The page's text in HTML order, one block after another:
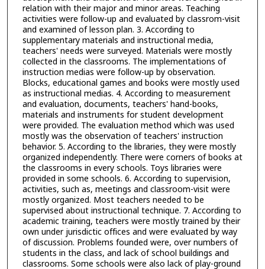
relation with their major and minor areas. Teaching
activities were follow-up and evaluated by classrom-visit
and examined of lesson plan. 3. According to
supplementary materials and instructional media,
teachers' needs were surveyed. Materials were mostly
collected in the classrooms. The implementations of
instruction medias were follow-up by observation.
Blocks, educational games and books were mostly used
as instructional medias. 4. According to measurement
and evaluation, documents, teachers' hand-books,
materials and instruments for student development
were provided. The evaluation method which was used
mostly was the observation of teachers' instruction
behavior. 5. According to the libraries, they were mostly
organized independently. There were corners of books at
the classrooms in every schools. Toys libraries were
provided in some schools. 6. According to supervision,
activities, such as, meetings and classroom-visit were
mostly organized. Most teachers needed to be
supervised about instructional technique. 7. According to
academic training, teachers were mostly trained by their
own under jurisdictic offices and were evaluated by way
of discussion. Problems founded were, over numbers of
students in the class, and lack of school buildings and
classrooms. Some schools were also lack of play-ground